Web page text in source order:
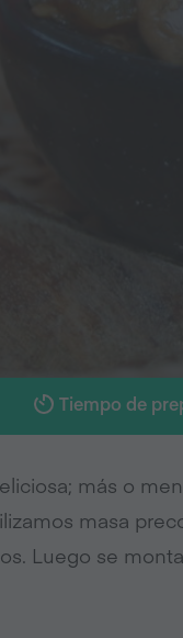
Tiempo de
más o
masa
Luego se